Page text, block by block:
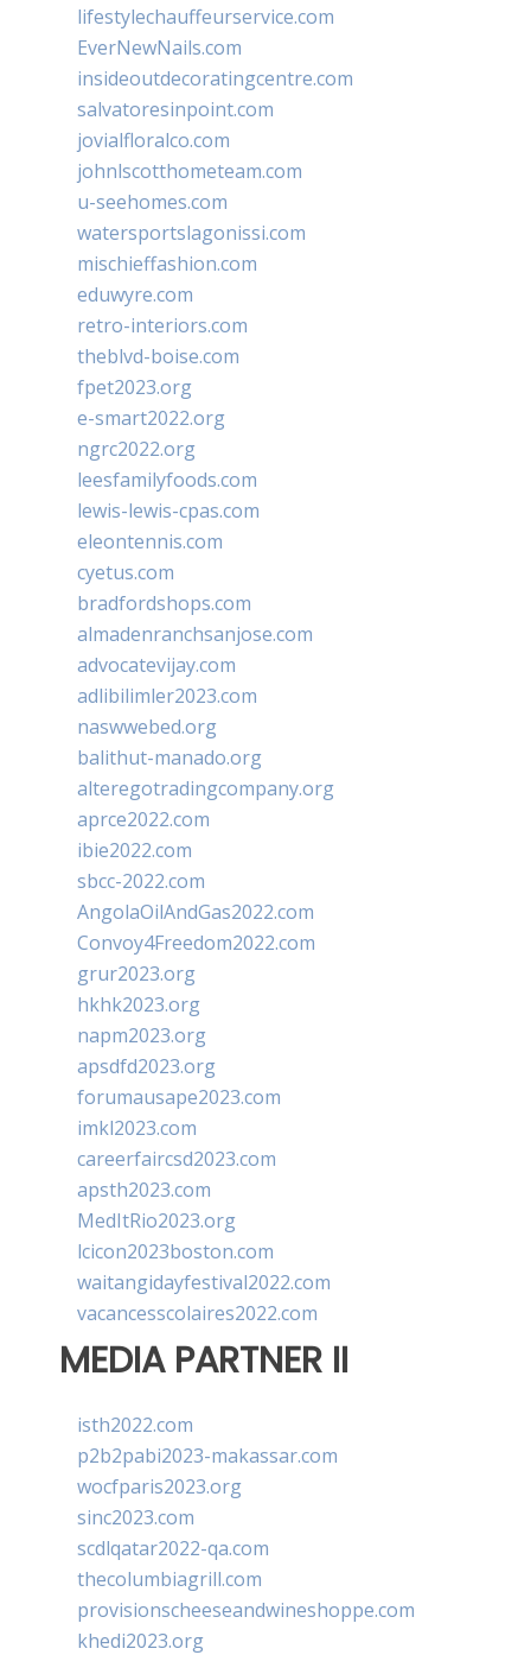
lifestylechauffeurservice.com
EverNewNails.com
insideoutdecoratingcentre.com
salvatoresinpoint.com
jovialfloralco.com
johnlscotthometeam.com
u-seehomes.com
watersportslagonissi.com
mischieffashion.com
eduwyre.com
retro-interiors.com
theblvd-boise.com
fpet2023.org
e-smart2022.org
ngrc2022.org
leesfamilyfoods.com
lewis-lewis-cpas.com
eleontennis.com
cyetus.com
bradfordshops.com
almadenranchsanjose.com
advocatevijay.com
adlibilimler2023.com
naswwebed.org
balithut-manado.org
alteregotradingcompany.org
aprce2022.com
ibie2022.com
sbcc-2022.com
AngolaOilAndGas2022.com
Convoy4Freedom2022.com
grur2023.org
hkhk2023.org
napm2023.org
apsdfd2023.org
forumausape2023.com
imkl2023.com
careerfaircsd2023.com
apsth2023.com
MedItRio2023.org
lcicon2023boston.com
waitangidayfestival2022.com
vacancesscolaires2022.com
MEDIA PARTNER II
isth2022.com
p2b2pabi2023-makassar.com
wocfparis2023.org
sinc2023.com
scdlqatar2022-qa.com
thecolumbiagrill.com
provisionscheeseandwineshoppe.com
khedi2023.org